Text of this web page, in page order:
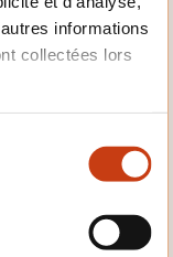
informations
collectées lors